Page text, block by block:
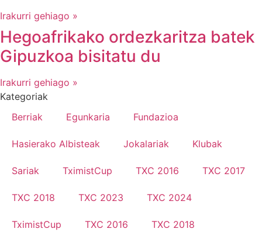
Irakurri gehiago »
Hegoafrikako ordezkaritza batek
Gipuzkoa bisitatu du
Irakurri gehiago »
Kategoriak
Berriak
Egunkaria Fundazioa
Hasierako Albisteak Jokalariak Klubak
Sariak TximistCup TXC 2016 TXC 2017
TXC 2018 TXC 2023 TXC 2024
TximistCup TXC 2016 TXC 2018